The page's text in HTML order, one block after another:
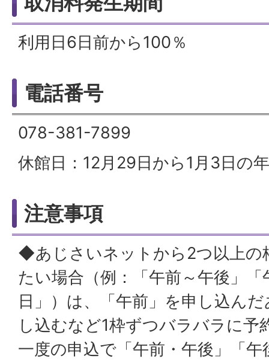
利用日6日前から100％
電話番号
078-381-7899
休館日：12月29日から1月3日の
注意事項
◆あじさいネットから2つ以上の
たい場合（例：「午前～午後」「
日」）は、「午前」を申し込ん
し込むなど1枠ずつバラバラに予
一度の申込で「午前・午後」「